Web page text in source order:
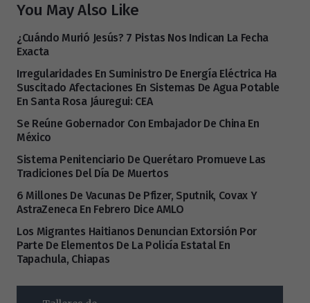
You May Also Like
¿Cuándo Murió Jesús? 7 Pistas Nos Indican La Fecha
Exacta
Irregularidades En Suministro De Energía Eléctrica Ha
Suscitado Afectaciones En Sistemas De Agua Potable
En Santa Rosa Jáuregui: CEA
Se Reúne Gobernador Con Embajador De China En
México
Sistema Penitenciario De Querétaro Promueve Las
Tradiciones Del Día De Muertos
6 Millones De Vacunas De Pfizer, Sputnik, Covax Y
AstraZeneca En Febrero Dice AMLO
Los Migrantes Haitianos Denuncian Extorsión Por
Parte De Elementos De La Policía Estatal En
Tapachula, Chiapas